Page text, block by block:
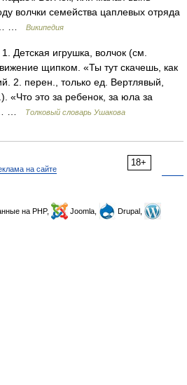
волчки семейства цаплевых отряда
…
Википедия
игрушка, волчок (см.
щипком. «Ты тут скачешь, как
2. перен., только ед. Вертлявый,
«Что это за ребенок, за юла за
…
Толковый словарь Ушакова
18+
на сайте
на PHP, Joomla,
Drupal,